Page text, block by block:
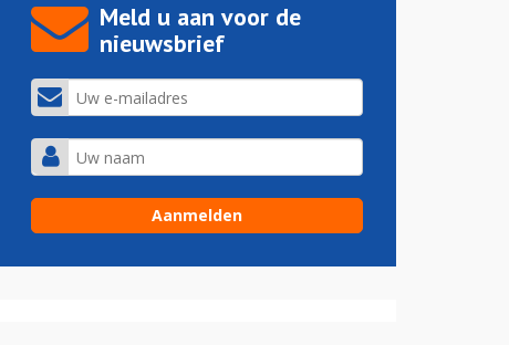
Meld u aan voor de
nieuwsbrief